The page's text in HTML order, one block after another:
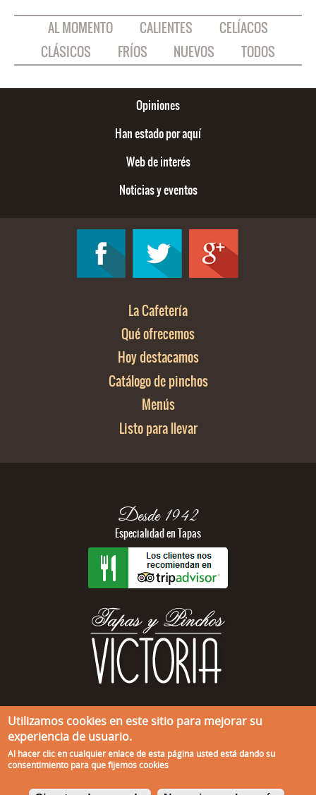
AL MOMENTO CALIENTES
CELÍACOS
CLÁSICOS
FRÍOS NUEVOS TODOS
Opiniones
Han estado por aquí
Web de interés
Noticias y eventos
La Cafetería
Qué ofrecemos
Hoy destacamos
Catálogo de pinchos
Menús
Listo para llevar
Desde 1942
Especialidad en Tapas
941 20 06 25
Calle Víctor Pradera, no.3
26001 Logroño, La Rioja
Aviso legal-Política de privacidad-Política de cookies©
Utilizamos cookies en este sitio para mejorar su
experiencia de usuario.
Al hacer clic en cualquier enlace de esta página usted está dando su
consentimiento para que fijemos cookies